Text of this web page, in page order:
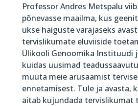
Professor Andres Metspalu
põnevasse maailma, kus
ukse haiguste varajaseks
tervislikumate eluviiside
Ülikooli Genoomika Instituudi
kuidas uusimad
muuta meie arusaamist
ennetamisest. Tule ja avasta,
aitab kujundada tervislikumat